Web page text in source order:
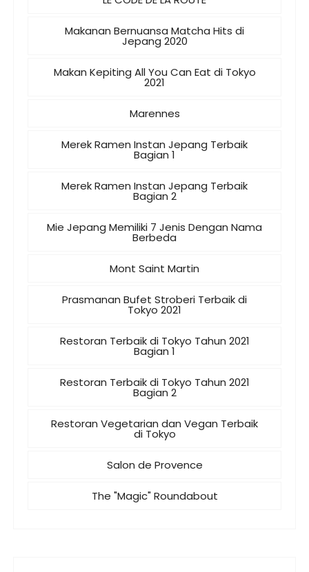
Makanan Bernuansa Matcha Hits di
Jepang 2020
Makan Kepiting All You Can Eat di Tokyo
2021
Marennes
Merek Ramen Instan Jepang Terbaik
Bagian 1
Merek Ramen Instan Jepang Terbaik
Bagian 2
Mie Jepang Memiliki 7 Jenis Dengan Nama
Berbeda
Mont Saint Martin
Prasmanan Bufet Stroberi Terbaik di
Tokyo 2021
Restoran Terbaik di Tokyo Tahun 2021
Bagian 1
Restoran Terbaik di Tokyo Tahun 2021
Bagian 2
Restoran Vegetarian dan Vegan Terbaik
di Tokyo
Salon de Provence
The "Magic" Roundabout